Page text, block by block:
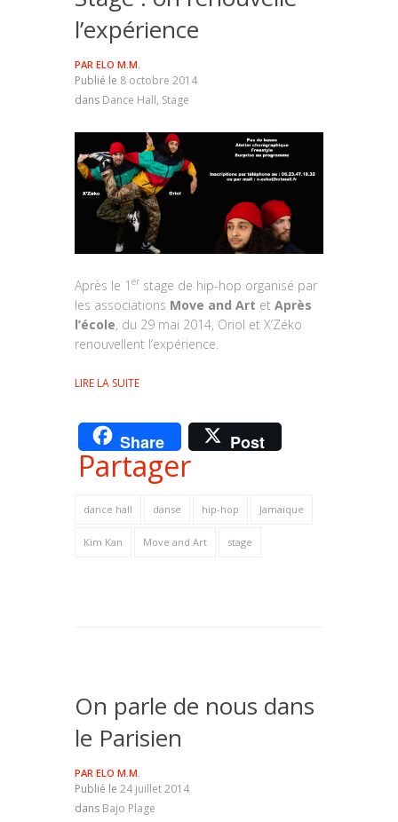
l’expérience
PAR ELO M.M.
Publié le 8 octobre 2014
dans Dance Hall, Stage
Après le 1 er stage de hip-hop organisé par
les associations Move and Art et Après
l’école, du 29 mai 2014, Oriol et X’Zéko
renouvellent l’expérience.
LIRE LA SUITE
Share Post
Partager
dance hall danse hip-hop Jamaïque
Kim Kan Move and Art stage
On parle de nous dans
le Parisien
PAR ELO M.M.
Publié le 24 juillet 2014
dans Bajo Plage